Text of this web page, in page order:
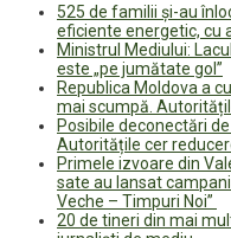
525 de familii și-au
eficiente energetic, cu
Ministrul Mediului:
este „pe jumătate gol”
Republica Moldova a
mai scumpă.
Posibile deconectări
Autoritățile cer
Primele izvoare din
sate au lansat
Veche – Timpuri Noi”
20 de tineri din mai